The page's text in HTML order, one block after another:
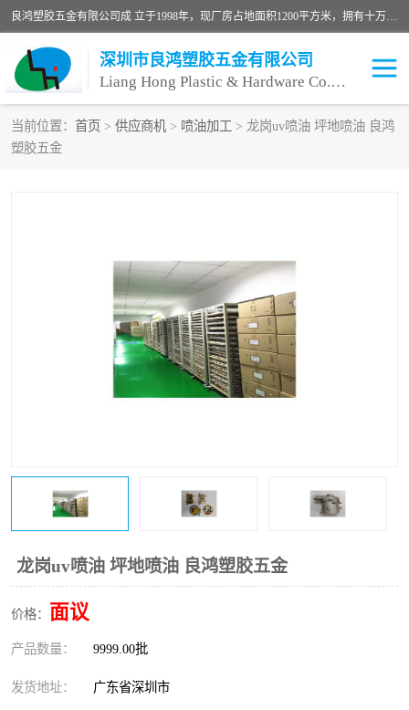
良鸿塑胶五金有限公司成 立于1998年，现厂房占地面积1200平方米，拥有十万级无尘车间，自动喷涂线1条，手动喷涂线2条，丝印移印滚印烫印拉线1条，本公司自建厂以来一直 以“顾客、品质、服务三个第一”为原则，从来货到处理、喷漆、烘烤、品检、包装等每一道工序都严格把持质量关，竭诚为广大朋友、客户服务。现如今已深得广 大客户信赖。
深圳市良鸿塑胶五金有限公司
Liang Hong Plastic & Hardware Co. Ltd
当前位置： 首页 > 供应商机 > 喷油加工 > 龙岗uv喷油 坪地喷油 良鸿
塑胶五金
龙岗uv喷油 坪地喷油 良鸿塑胶五金
价格： 面议
产品数量： 9999.00批
发货地址： 广东省深圳市
喷油加工